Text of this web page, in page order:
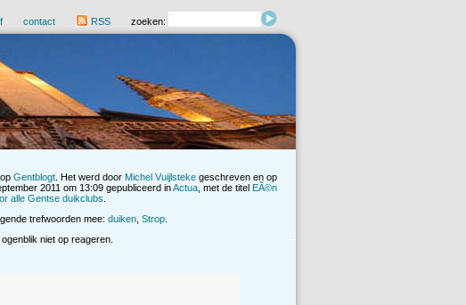
contact RSS zoeken:
Gentblogt . Het werd door Michel Vuijlsteke geschreven en op
2011 om 13:09 gepubliceerd inActua , met de titel EÃ©n
alle Gentse duikclubs
trefwoorden mee: duiken Strop
niet op reageren.